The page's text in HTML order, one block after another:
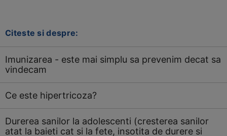
Citeste si despre:
Imunizarea - este mai simplu sa prevenim decat sa
vindecam
Ce este hipertricoza?
Durerea sanilor la adolescenti (cresterea sanilor
atat la baieti cat si la fete, insotita de durere si